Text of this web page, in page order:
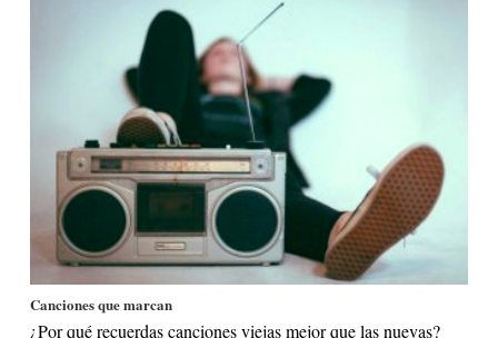
Canciones que marcan
¿Por qué recuerdas canciones viejas mejor que las nuevas?